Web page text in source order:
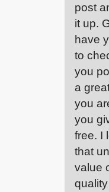
post
it up.
have
to
you
a
you
you
free. I
that
value